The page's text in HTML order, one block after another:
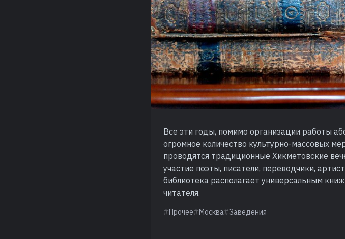
Все эти годы, помимо организации работы
огромное количество культурно-массовых
проводятся традиционные Хикметовские
участие поэты, писатели, переводчики,
библиотека располагает универсальным
читателя.
Прочее Москва Заведения